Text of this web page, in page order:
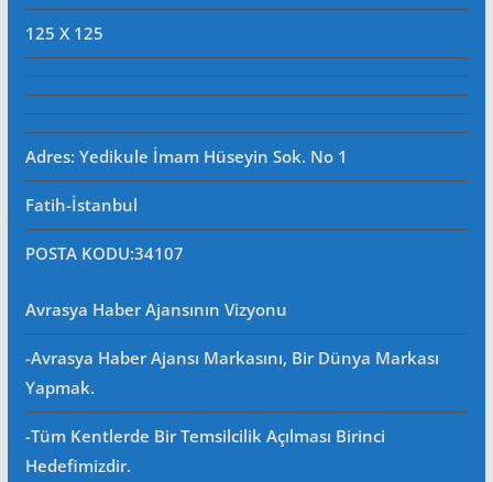
125 X 125
Adres: Yedikule İmam Hüseyin Sok. No 1
Fatih-İstanbul
POSTA KODU:34107
Avrasya Haber Ajansının Vizyonu
-Avrasya Haber Ajansı Markasını, Bir Dünya Markası
Yapmak.
-Tüm Kentlerde Bir Temsilcilik Açılması Birinci
Hedefimizdir.